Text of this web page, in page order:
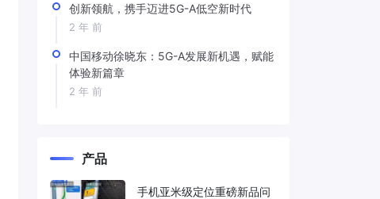
创新领航，携手迈进5G-A低空新时代
2 年 前
中国移动徐晓东：5G-A发展新机遇，赋能
体验新篇章
2 年 前
产品
手机亚米级定位重磅新品问